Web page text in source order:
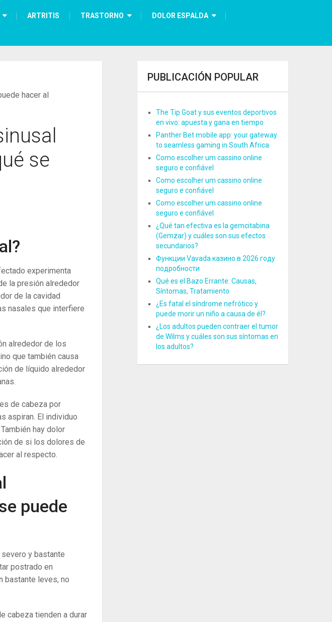
ARTRITIS TRASTORNO DOLOR ESPALDA
hacer al
se
experimenta
la presión alrededor
de la cavidad
nasales que interfiere
alrededor de los
que también causa
de líquido alrededor
de cabeza por
aspiran. El individuo
hay dolor
de si los dolores de
al respecto.
puede
y bastante
postrado en
bastante leves, no
cabeza tienden a durar
PUBLICACIÓN POPULAR
The Tip Goat y sus eventos deportivos
en vivo: apuesta y gana en tiempo
Panther Bet mobile app: your gateway
to seamless gaming in South Africa
Como escolher um cassino online
seguro e confiável
Como escolher um cassino online
seguro e confiável
Como escolher um cassino online
seguro e confiável
¿Qué tan efectiva es la gemcitabina
(Gemzar) y cuáles son sus efectos
secundarios?
Функции Vavada казино в 2026 году
подробности
Qué es el Bazo Errante: Causas,
Síntomas, Tratamiento
¿Es fatal el síndrome nefrótico y
puede morir un niño a causa de él?
¿Los adultos pueden contraer el tumor
de Wilms y cuáles son sus síntomas en
los adultos?